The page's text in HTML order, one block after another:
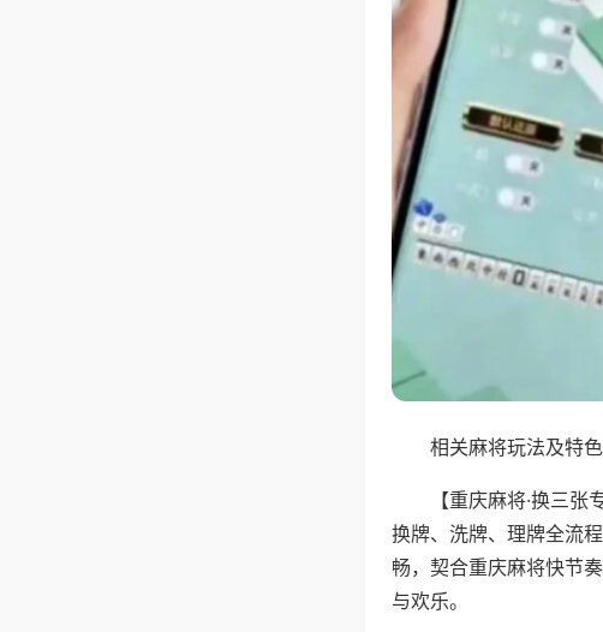
相关麻将玩法及特
【重庆麻将·换三
换牌、洗牌、理牌全流
畅，契合重庆麻将快节
与欢乐。